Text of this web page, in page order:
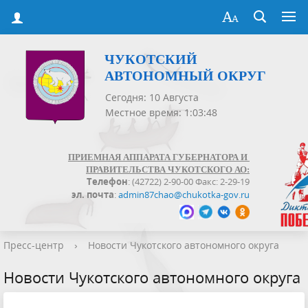
ЧУКОТСКИЙ
АВТОНОМНЫЙ ОКРУГ
Сегодня: 10 Августа
Местное время: 1:03:49
ПРИЕМНАЯ АППАРАТА ГУБЕРНАТОРА И
ПРАВИТЕЛЬСТВА ЧУКОТСКОГО АО:
Телефон: (42722) 2-90-00 Факс: 2-29-19
эл. почта:admin87chao@chukotka-gov.ru
Пресс-центр › Новости Чукотского автономного округа
Новости Чукотского автономного округа